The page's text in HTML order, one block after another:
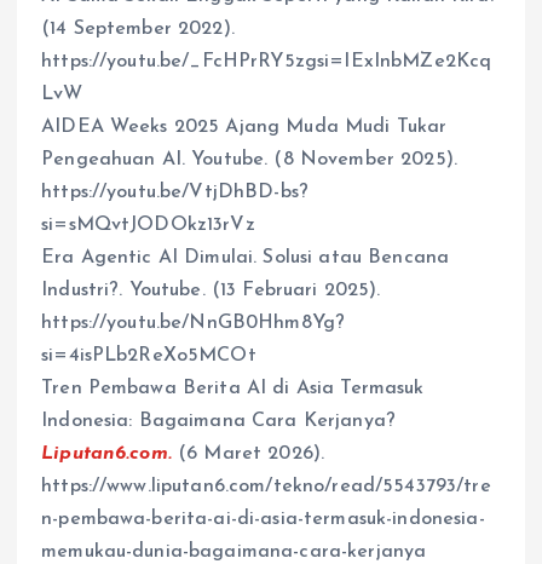
(14 September 2022).
https://youtu.be/_FcHPrRY5zgsi=IExInbMZe2Kcq
LvW
AIDEA Weeks 2025 Ajang Muda Mudi Tukar
Pengeahuan AI. Youtube. (8 November 2025).
https://youtu.be/VtjDhBD-bs?
si=sMQvtJODOkz13rVz
Era Agentic AI Dimulai. Solusi atau Bencana
Industri?. Youtube. (13 Februari 2025).
https://youtu.be/NnGB0Hhm8Yg?
si=4isPLb2ReXo5MCOt
Tren Pembawa Berita AI di Asia Termasuk
Indonesia: Bagaimana Cara Kerjanya?
Liputan6.com.(6 Maret 2026).
https://www.liputan6.com/tekno/read/5543793/tre
n-pembawa-berita-ai-di-asia-termasuk-indonesia-
memukau-dunia-bagaimana-cara-kerjanya